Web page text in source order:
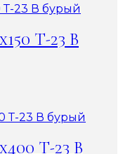
Т-23 В
Т-23 В